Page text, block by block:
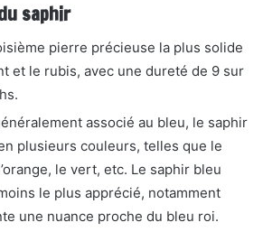
saphir
pierre précieuse la plus solide
et le rubis, avec une dureté de 9 sur
associé au bleu, le saphir
plusieurs couleurs, telles que le
le vert, etc. Le saphir bleu
le plus apprécié, notamment
une nuance proche du bleu roi.